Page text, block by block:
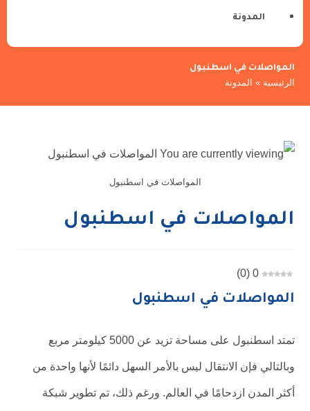
المدونة
المواصلات في اسطنبول
الرئيسية» المدونة
المواصلات في اسطنبول
المواصلات في اسطنبول
0
(
0
)
المواصلات في اسطنبول
تمتد اسطنبول على مساحة تزيد عن 5000 كيلومتر مربع
وبالتالي فإن الانتقال ليس بالأمر السهل دائمًا لأنها واحدة من
أكثر المدن ازدحامًا في العالم. ورغم ذلك، تم تطوير شبكة